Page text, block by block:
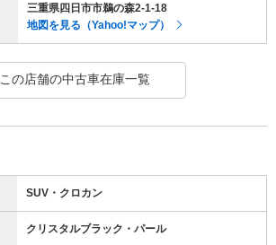
三重県四日市市鵜の森2-1-18
地図を見る（Yahoo!マップ）
この店舗の中古車在庫一覧
SUV・クロカン
クリスタルブラック・パール